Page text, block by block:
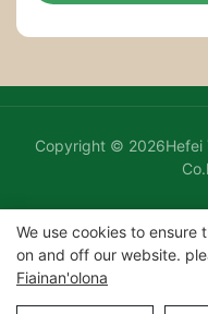
Copyright © 2026Hefei
We use cookies to
on and off our website.
Fiainan'olona